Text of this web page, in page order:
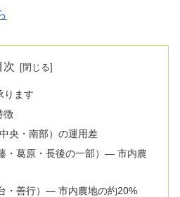
次
ります
徴
央・南部）の運用差
・葛原・長後の一部）— 市内農
・善行）— 市内農地の約20%